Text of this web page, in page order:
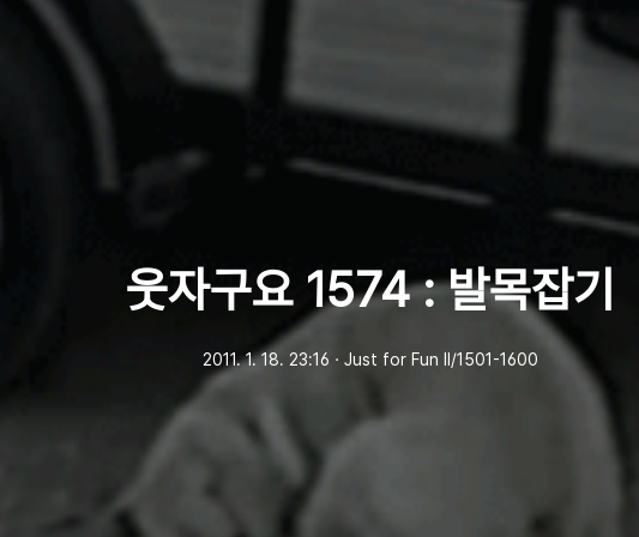
웃자구요 1574 : 발목잡기
2011. 1. 18. 23:16 ㆍ Just for Fun Ⅱ/1501-1600